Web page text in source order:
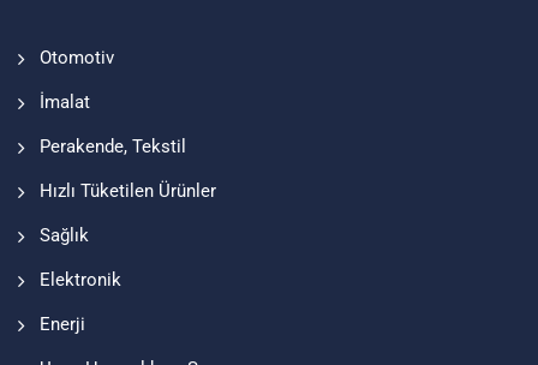
Otomotiv
İmalat
Perakende, Tekstil
Hızlı Tüketilen Ürünler
Sağlık
Elektronik
Enerji